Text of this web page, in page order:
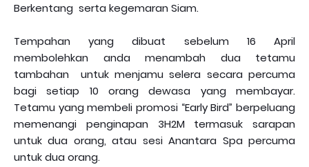
Berkentang serta kegemaran Siam.
Tempahan yang dibuat sebelum 16 April
membolehkan anda menambah dua tetamu
tambahan untuk menjamu selera secara percuma
bagi setiap 10 orang dewasa yang membayar.
Tetamu yang membeli promosi “Early Bird” berpeluang
memenangi penginapan 3H2M termasuk sarapan
untuk dua orang, atau sesi Anantara Spa percuma
untuk dua orang.